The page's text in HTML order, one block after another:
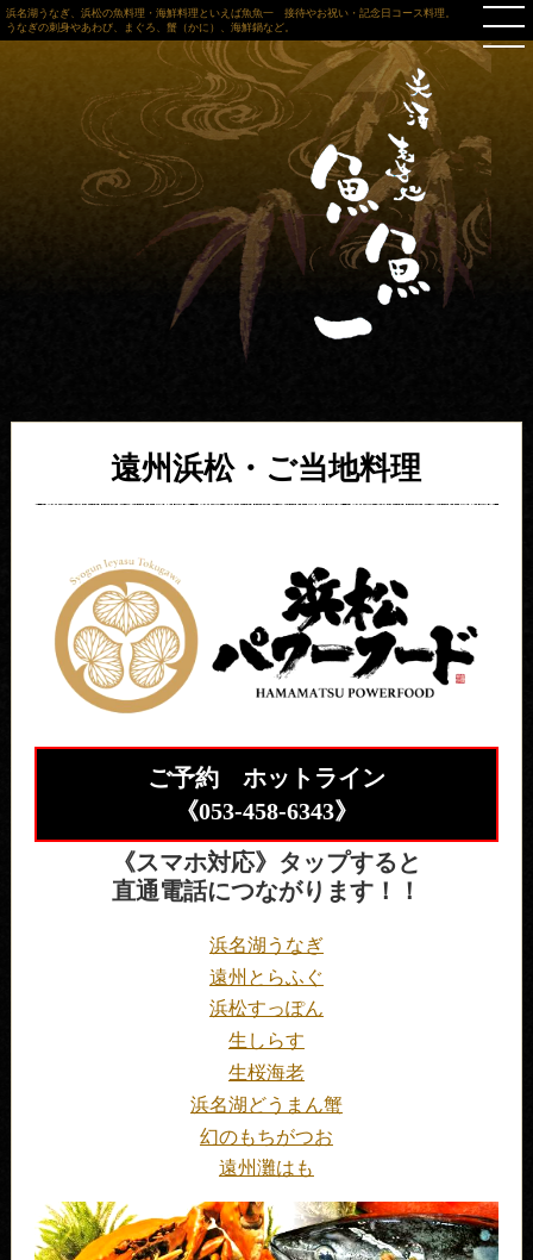
浜名湖うなぎ、浜松の魚料理・海鮮料理といえば魚魚一 接待やお祝い・記念日コース料理。
うなぎの刺身やあわび、まぐろ、蟹（かに）、海鮮鍋など。
遠州浜松・ご当地料理
ご予約 ホットライン
《053-458-6343》
《スマホ対応》タップすると
直通電話につながります！！
浜名湖うなぎ
遠州とらふぐ
浜松すっぽん
生しらす
生桜海老
浜名湖どうまん蟹
幻のもちがつお
遠州灘はも